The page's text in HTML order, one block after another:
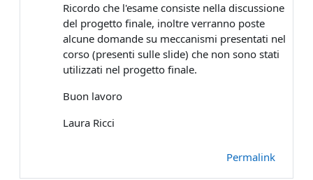
Ricordo che l'esame consiste nella discussione
del progetto finale, inoltre verranno poste
alcune domande su meccanismi presentati nel
corso (presenti sulle slide) che non sono stati
utilizzati nel progetto finale.
Buon lavoro
Laura Ricci
Permalink